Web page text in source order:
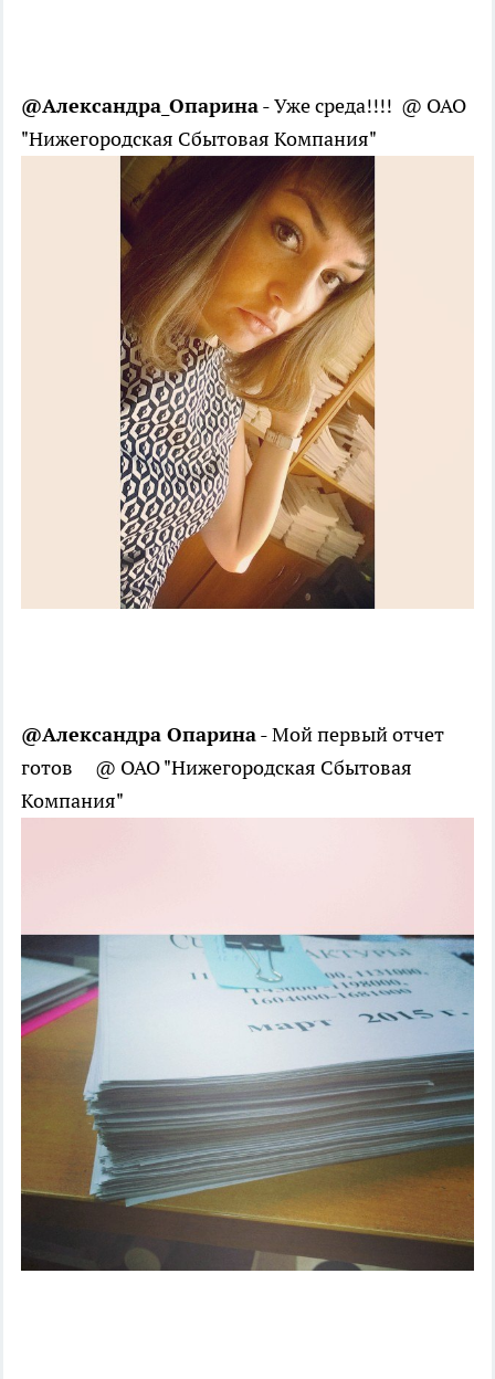
@Александра_Опарина- Уже среда!!!! @ ОАО
"Нижегородская Сбытовая Компания"
@Александра Опарина- Мой первый отчет
готов @ ОАО "Нижегородская Сбытовая
Компания"